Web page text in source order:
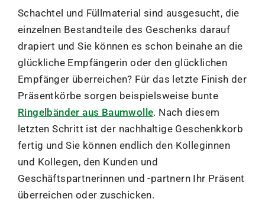
Schachtel und Füllmaterial sind ausgesucht, die
einzelnen Bestandteile des Geschenks darauf
drapiert und Sie können es schon beinahe an die
glückliche Empfängerin oder den glücklichen
Empfänger überreichen? Für das letzte Finish der
Präsentkörbe sorgen beispielsweise bunte
Ringelbänder aus Baumwolle. Nach diesem
letzten Schritt ist der nachhaltige Geschenkkorb
fertig und Sie können endlich den Kolleginnen
und Kollegen, den Kunden und
Geschäftspartnerinnen und -partnern Ihr Präsent
überreichen oder zuschicken.